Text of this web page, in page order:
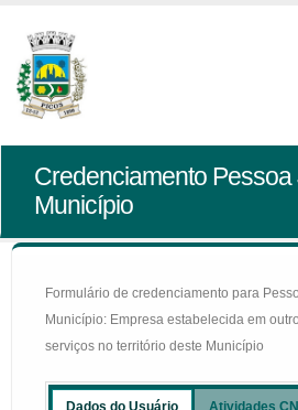
Credenciamento
Município
Formulário de credenciamento para
Município: Empresa estabelecida em
serviços no território deste Município
Dados do Usuário Atividades